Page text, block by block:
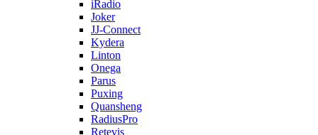
iRadio
Joker
JJ-Connect
Kydera
Linton
Onega
Parus
Puxing
Quansheng
RadiusPro
Retevis